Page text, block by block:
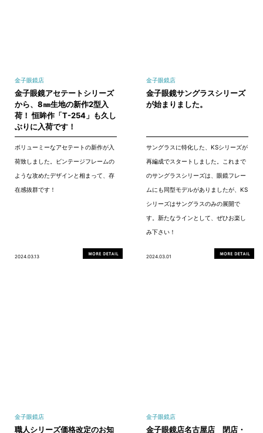
金子眼鏡店
金子眼鏡アセテートシリーズ
から、8㎜生地の新作2型入
荷！ 恒眸作「T-254」も久し
ぶりに入荷です！
ボリューミーなアセテートの新作が入
荷致しました。ビンテージフレームの
ような攻めたデザインと相まって、存
在感抜群です！
2024.03.13
金子眼鏡店
金子眼鏡サングラスシリーズ
が始まりました。
サングラスに特化した、KSシリーズが
再編成でスタートしました。これまで
のサングラスシリーズは、眼鏡フレー
ムにも同型モデルがありましたが、KS
シリーズはサングラスのみの展開で
す。新たなラインとして、ぜひお楽し
み下さい！
2024.03.01
金子眼鏡店
職人シリーズ価格改定のお知
金子眼鏡店
金子眼鏡店名古屋店 閉店・